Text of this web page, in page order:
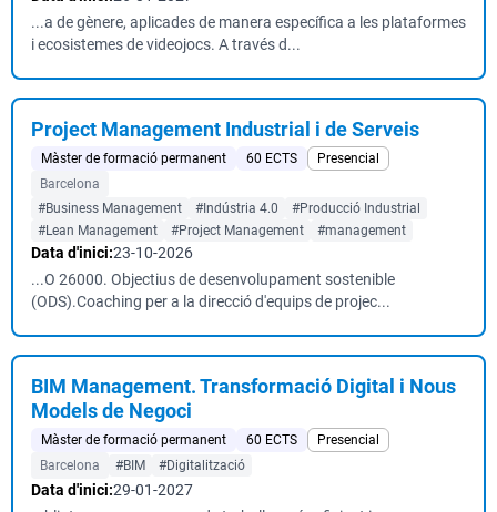
...a de gènere, aplicades de manera específica a les plataformes
i ecosistemes de videojocs. A través d...
Project Management Industrial i de Serveis
Màster de formació permanent 60 ECTS
Presencial
Barcelona
#Business Management
#Indústria 4.0
#Producció Industrial
#Lean Management
#Project Management #management
Data d'inici:23-10-2026
...O 26000. Objectius de desenvolupament sostenible
(ODS).Coaching per a la direcció d'equips de projec...
BIM Management. Transformació Digital i Nous
Models de Negoci
Màster de formació permanent 60 ECTS
Presencial
Barcelona
#BIM #Digitalització
Data d'inici:29-01-2027